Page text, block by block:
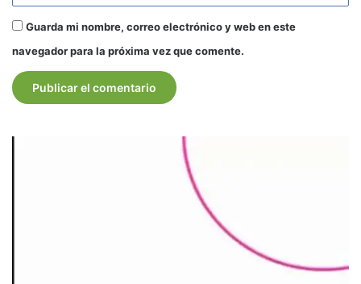
Guarda mi nombre, correo electrónico y web en este
navegador para la próxima vez que comente.